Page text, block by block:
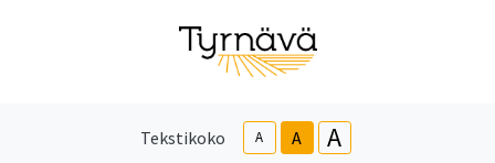
Tekstikoko A A A